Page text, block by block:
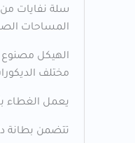
المساحات
الهيكل مصنوع
مختلف
يعمل الغطاء
تتضمن بطانة